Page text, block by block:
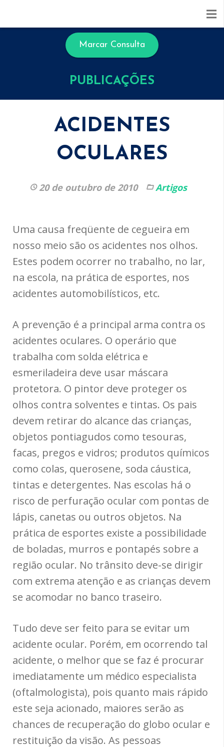
Marcar Consulta
PUBLICAÇÕES
ACIDENTES
OCULARES
20 de outubro de 2010 Artigos
Uma causa freqüente de cegueira em
nosso meio são os acidentes nos olhos.
Estes podem ocorrer no trabalho, no lar,
na escola, na prática de esportes, nos
acidentes automobilísticos, etc.
A prevenção é a principal arma contra os
acidentes oculares. O operário que
trabalha com solda elétrica e
esmeriladeira deve usar máscara
protetora. O pintor deve proteger os
olhos contra solventes e tintas. Os pais
devem retirar do alcance das crianças,
objetos pontiagudos como tesouras,
facas, pregos e vidros; produtos químicos
como colas, querosene, soda cáustica,
tintas e detergentes. Nas escolas há o
risco de perfuração ocular com pontas de
lápis, canetas ou outros objetos. Na
prática de esportes existe a possibilidade
de boladas, murros e pontapés sobre a
região ocular. No trânsito deve-se dirigir
com extrema atenção e as crianças devem
se acomodar no banco traseiro.
Tudo deve ser feito para se evitar um
acidente ocular. Porém, em ocorrendo tal
acidente, o melhor que se faz é procurar
imediatamente um médico especialista
(oftalmologista), pois quanto mais rápido
este seja acionado, maiores serão as
chances de recuperação do globo ocular e
restituição da visão. As pessoas